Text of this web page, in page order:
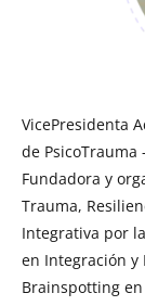
VicePresidenta
de PsicoTrauma
Fundadora y
Trauma,
Integrativa por
en Integración y
Brainspotting